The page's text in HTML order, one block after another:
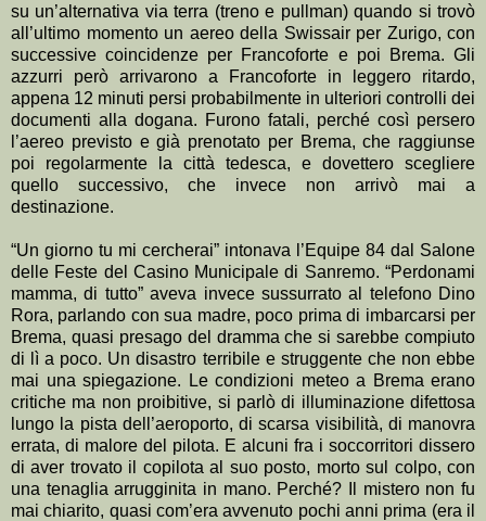
su un’alternativa via terra (treno e pullman) quando si trovò
all’ultimo momento un aereo della Swissair per Zurigo, con
successive coincidenze per Francoforte e poi Brema. Gli
azzurri però arrivarono a Francoforte in leggero ritardo,
appena 12 minuti persi probabilmente in ulteriori controlli dei
documenti alla dogana. Furono fatali, perché così persero
l’aereo previsto e già prenotato per Brema, che raggiunse
poi regolarmente la città tedesca, e dovettero scegliere
quello successivo, che invece non arrivò mai a
destinazione.
“Un giorno tu mi cercherai” intonava l’Equipe 84 dal Salone
delle Feste del Casino Municipale di Sanremo. “Perdonami
mamma, di tutto” aveva invece sussurrato al telefono Dino
Rora, parlando con sua madre, poco prima di imbarcarsi per
Brema, quasi presago del dramma che si sarebbe compiuto
di lì a poco. Un disastro terribile e struggente che non ebbe
mai una spiegazione. Le condizioni meteo a Brema erano
critiche ma non proibitive, si parlò di illuminazione difettosa
lungo la pista dell’aeroporto, di scarsa visibilità, di manovra
errata, di malore del pilota. E alcuni fra i soccorritori dissero
di aver trovato il copilota al suo posto, morto sul colpo, con
una tenaglia arrugginita in mano. Perché? Il mistero non fu
mai chiarito, quasi com’era avvenuto pochi anni prima (era il